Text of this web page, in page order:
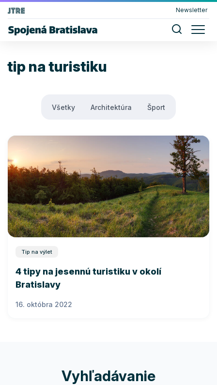
Newsletter
tip na turistiku
Všetky Architektúra Šport
Tip na výlet
4 tipy na jesennú turistiku v okolí
Bratislavy
16. októbra 2022
Vyhľadávanie